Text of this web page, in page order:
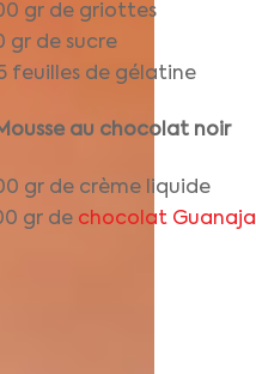
gr de griottes
gr de sucre
feuilles de gélatine
au chocolat noir
gr de crème liquide
gr de chocolat Guanaja